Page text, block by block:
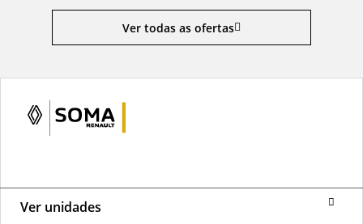
Ver todas as ofertas
Ver unidades